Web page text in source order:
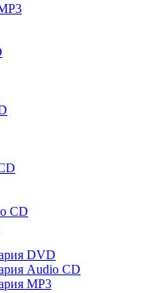
CD
DVD
Audio CD
MP3